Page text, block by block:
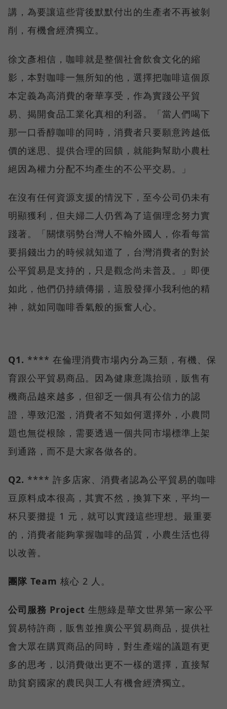
講，為要讓這些背後默默付出的生產者不再被剝
削，有機會經濟獨立。
徐文彥相信，咖啡就是整個社會飲食文化的縮
影，本對咖啡一無所知的他，選擇把咖啡這個原
本定義為高消費的奢華享受，作為實踐公平貿
易、揭開食品工業化真相的利器。「當人們喝下
那一口香醇咖啡的同時，消費者只要願意跨越低
價的迷思、提供合理的回饋，就能夠幫助小農杜
絕因為權力分配不均產生的不公平交易。」
在沒有任何資源支援的情況下，至今公司仍未有
明顯獲利，但夫婦二人仍舊為了這個理念努力實
踐著。「關懷弱勢台灣人不輸外國人，你看每當
要捐錢出力的時候就知道了，台灣消費者的對於
公平貿易是支持的，只是觀念尚未普及。」即便
如此，他們仍持續傳揚，這股發揮小我利他的精
神，就如同咖啡香氣般的振奮人心。
Q1. **** 在倫理消費市場內分為三類，有機、保
育跟公平貿易商品。因為健康意識抬頭，販售有
機商品越來越多，但卻乏一個具有公信力的認
證，導致氾濫，消費者不知如何選擇外，小農問
題也無從根除，需要透過一個共同市場標準上架
到通路，而不是大家各做各的。
Q2. **** 許多店家、消費者認為公平貿易的咖啡
豆原料成本很高，其實不然，換算下來，平均一
杯只要攤提 1 元，就可以實踐這些理想。最重要
的，消費者能夠掌握咖啡的品質，小農生活也得
以改善。
團隊 Team 核心 2 人。
公司服務 Project 生態綠是華文世界第一家公平
貿易特許商，販售並推廣公平貿易商品，提供社
會大眾在購買商品的同時，對生產端的議題有更
多的思考，以消費做出更不一樣的選擇，直接幫
助貧窮國家的農民與工人有機會經濟獨立。